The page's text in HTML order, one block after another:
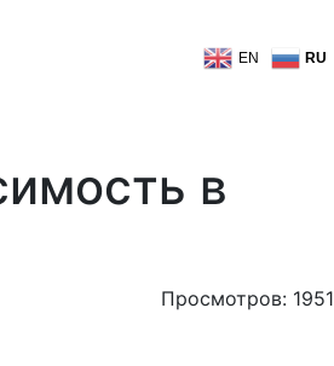
EN RU
в
Просмотров: 1951